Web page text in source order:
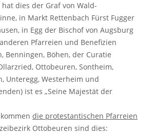
dies der Graf von Wald-
in Markt Rettenbach Fürst Fugger
in Egg der Bischof von Augsburg
Pfarreien und Benefizien
Benningen, Böhen, der Curatie
Ottobeuren, Sontheim,
Unteregg, Westerheim und
ist es „Seine Majestät der
die protestantischen Pfarreien
Ottobeuren sind dies: